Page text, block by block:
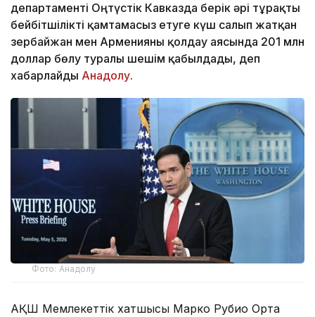
департаменті Оңтүстік Кавказда берік әрі тұрақты
бейбітшілікті қамтамасыз етуге күш салып жатқан
Әзербайжан мен Арменияны қолдау аясында 201 млн
доллар бөлу туралы шешім қабылдады, деп
хабарлайды Анадолу.
Фото: Анадолу
АҚШ Мемлекеттік хатшысы Марко Рубио Орта